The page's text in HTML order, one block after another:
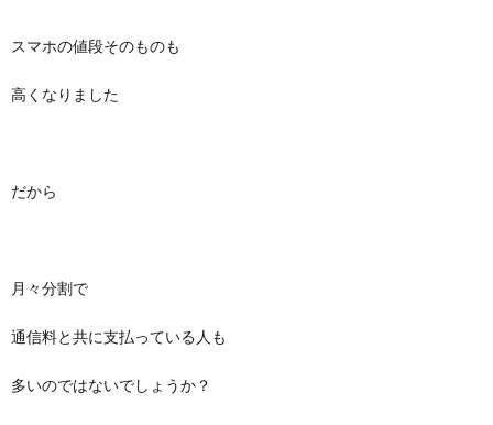
スマホの値段そのものも
高くなりました
だから
月々分割で
通信料と共に支払っている人も
多いのではないでしょうか？